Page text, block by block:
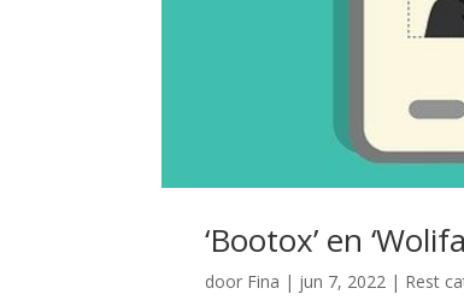
‘Bootox’ en
door Fina | jun 7, 2022 | Rest